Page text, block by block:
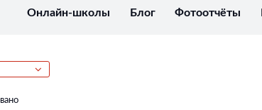
Онлайн-школы Блог Фотоотчёты